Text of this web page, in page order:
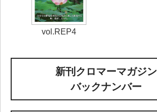
vol.REP4
新刊クロマーマガジン
バックナンバー